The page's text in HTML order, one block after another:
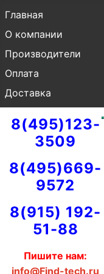
Главная
О компании
Производители
Оплата
Доставка
8(495)123-
3509
8(495)669-
9572
8(915) 192-
51-88
Пишите нам:
info@Find-tech.ru